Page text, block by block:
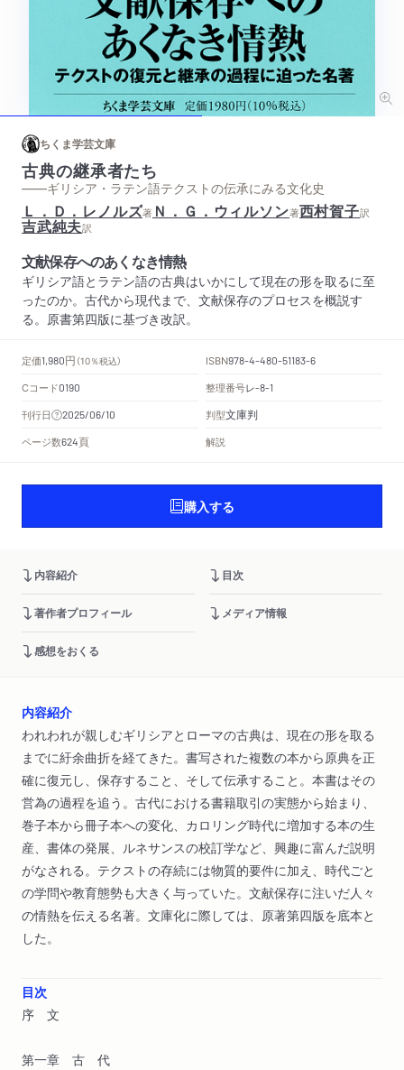
ちくま学芸文庫
古典の継承者たち
——ギリシア・ラテン語テクストの伝承にみる文化史
Ｌ．Ｄ．レノルズ著 Ｎ．Ｇ．ウィルソン著西村賀子訳
吉武純夫訳
文献保存へのあくなき情熱
ギリシア語とラテン語の古典はいかにして現在の形を取るに至
ったのか。古代から現代まで、文献保存のプロセスを概説す
る。原書第四版に基づき改訳。
定価1,980円 （10％税込） ISBN978-4-480-51183-6
Cコード0190 整理番号レ-8-1
刊行日 2025/06/10 判型文庫判
ページ数624頁 解説
購入する
内容紹介 目次
著作者プロフィール メディア情報
感想をおくる
内容紹介
われわれが親しむギリシアとローマの古典は、現在の形を取る
までに紆余曲折を経てきた。書写された複数の本から原典を正
確に復元し、保存すること、そして伝承すること。本書はその
営為の過程を追う。古代における書籍取引の実態から始まり、
巻子本から冊子本への変化、カロリング時代に増加する本の生
産、書体の発展、ルネサンスの校訂学など、興趣に富んだ説明
がなされる。テクストの存続には物質的要件に加え、時代ごと
の学問や教育態勢も大きく与っていた。文献保存に注いだ人々
の情熱を伝える名著。文庫化に際しては、原著第四版を底本と
した。
目次
序 文
第一章 古 代